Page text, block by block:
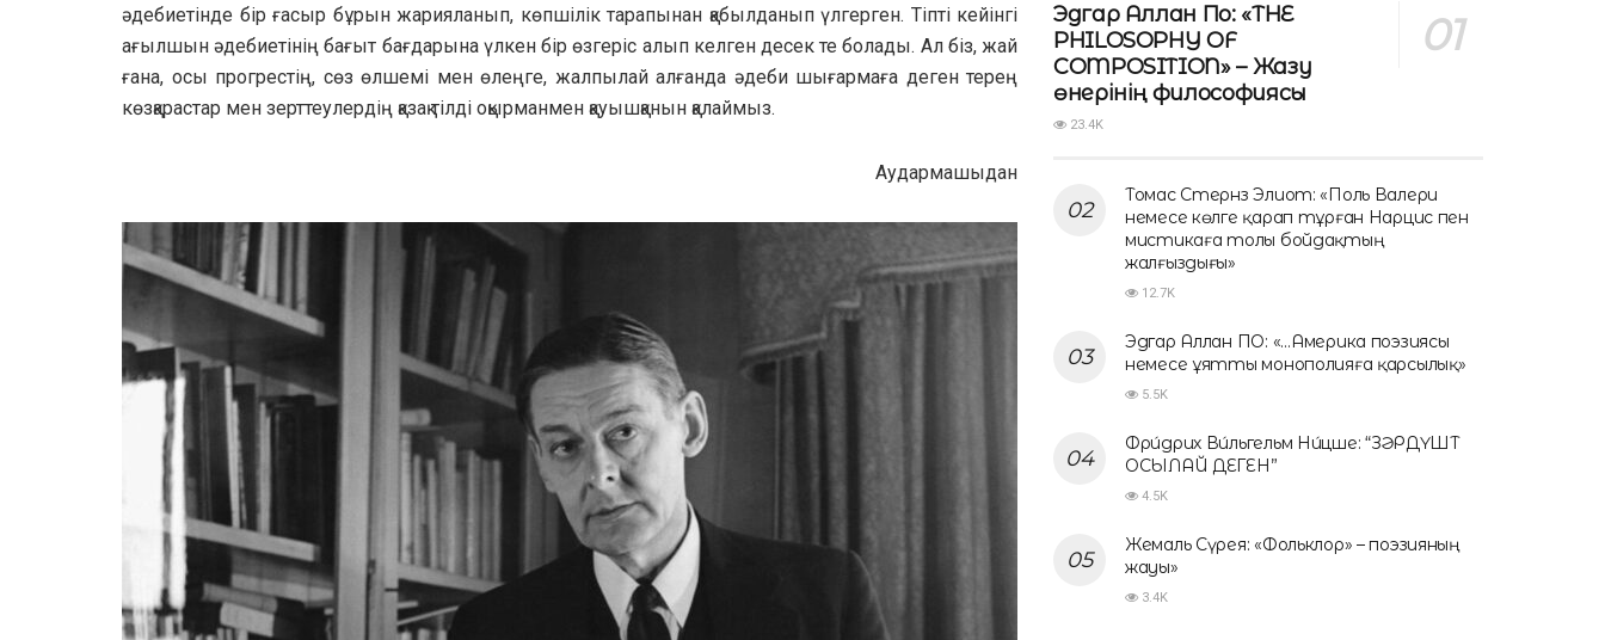
әдебиетінде бір ғасыр бұрын жарияланып, көпшілік тарапынан қабылданып үлгерген. Тіпті кейінгі
ағылшын әдебиетінің бағыт бағдарына үлкен бір өзгеріс алып келген десек те болады. Ал біз, жай
ғана, осы прогрестің, сөз өлшемі мен өлеңге, жалпылай алғанда әдеби шығармаға деген терең
көзқарастар мен зерттеулердің қазақ тілді оқырманмен қауышқанын қалаймыз.
Аудармашыдан
Эдгар Аллан По: «THE
PHILOSOPHY OF
COMPOSITION» – Жазу
өнерінің философиясы
23.4K
Томас Стернз Элиот: «Поль Валери
немесе көлге қарап тұрған Нарцис пен
мистикаға толы бойдақтың
жалғыздығы»
12.7K
Эдгар Аллан ПО: «…Америка поэзиясы
немесе ұятты монополияға қарсылық»
5.5K
Фри́дрих Ви́льгельм Ни́цше: “ЗӘРДҮШТ
ОСЫЛАЙ ДЕГЕН”
4.5K
Жемаль Сүрея: «Фольклор» – поэзияның
жауы»
3.4K